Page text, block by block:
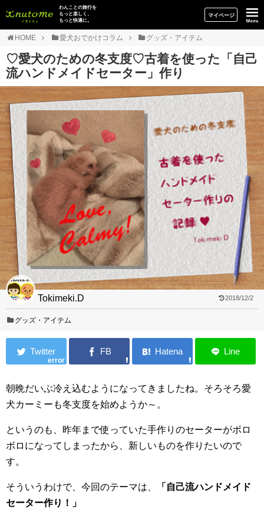
イヌトミィ
わんことの旅行を
もっと楽しく、
もっと快適に。
マイページ
HOME 愛犬おでかけコラム グッズ・アイテム
♡愛犬のための冬支度♡古着を使った「自己
流ハンドメイドセーター」作り
Tokimeki.D 2018/12/2
グッズ・アイテム
error
朝晩だいぶ冷え込むようになってきましたね。そろそろ愛
犬カーミーも冬支度を始めようか～。
というのも、昨年まで使っていた手作りのセーターがボロ
ボロになってしまったから、新しいものを作りたいので
す。
そういうわけで、今回のテーマは、
「自己流ハンドメイド
セーター作り！」